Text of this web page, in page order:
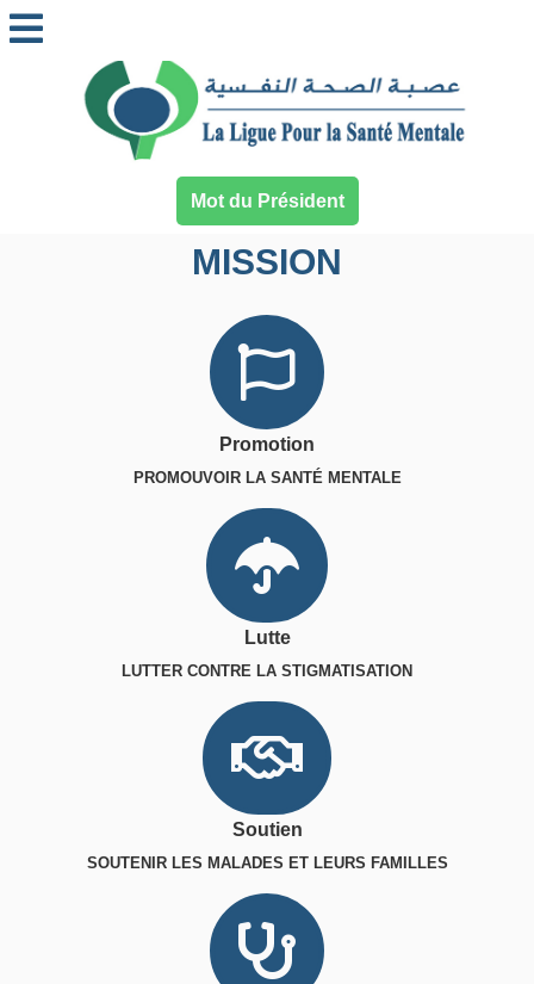
Mot du Président
MISSION
Promotion
PROMOUVOIR LA SANTÉ MENTALE
Lutte
LUTTER CONTRE LA STIGMATISATION
Soutien
SOUTENIR LES MALADES ET LEURS FAMILLES